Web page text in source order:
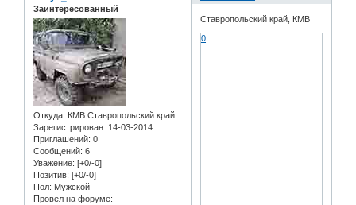
Заинтересованный
Откуда: КМВ Ставропольский край
Зарегистрирован: 14-03-2014
Приглашений: 0
Сообщений: 6
Уважение: [+0/-0]
Позитив: [+0/-0]
Пол: Мужской
Провел на форуме:
Ставропольский край, КМВ
0